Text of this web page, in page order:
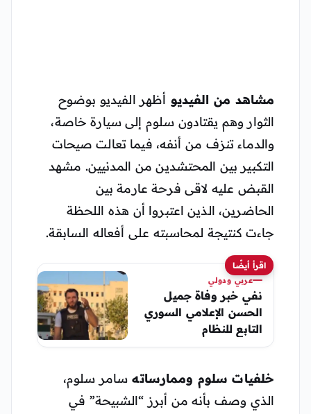
مشاهد من الفيديو أظهر الفيديو بوضوح
الثوار وهم يقتادون سلوم إلى سيارة خاصة،
والدماء تنزف من أنفه، فيما تعالت صيحات
التكبير بين المحتشدين من المدنيين. مشهد
القبض عليه لاقى فرحة عارمة بين
الحاضرين، الذين اعتبروا أن هذه اللحظة
جاءت كنتيجة لمحاسبته على أفعاله السابقة.
اقرأ أيضًا
عربي ودولي
نفي خبر وفاة جميل
الحسن الإعلامي السوري
التابع للنظام
خلفيات سلوم وممارساته سامر سلوم،
الذي وصف بأنه من أبرز “الشبيحة” في